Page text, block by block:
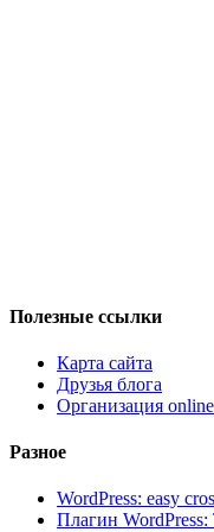
Полезные ссылки
Карта сайта
Друзья блога
Организация
Разное
WordPress: easy
Плагин WordPress: